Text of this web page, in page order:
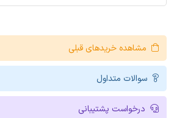
مشاهده خریدهای قبلی
سوالات متداول
درخواست پشتیبانی